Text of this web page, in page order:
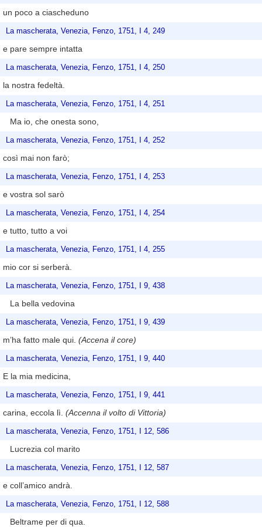
un poco a ciascheduno
La mascherata, Venezia, Fenzo, 1751, I 4, 249
e pare sempre intatta
La mascherata, Venezia, Fenzo, 1751, I 4, 250
la nostra fedeltà.
La mascherata, Venezia, Fenzo, 1751, I 4, 251
Ma io, che onesta sono,
La mascherata, Venezia, Fenzo, 1751, I 4, 252
così mai non farò;
La mascherata, Venezia, Fenzo, 1751, I 4, 253
e vostra sol sarò
La mascherata, Venezia, Fenzo, 1751, I 4, 254
e tutto, tutto a voi
La mascherata, Venezia, Fenzo, 1751, I 4, 255
mio cor si serberà.
La mascherata, Venezia, Fenzo, 1751, I 9, 438
La bella vedovina
La mascherata, Venezia, Fenzo, 1751, I 9, 439
m’ha fatto male qui. (Accena il core)
La mascherata, Venezia, Fenzo, 1751, I 9, 440
E la mia medicina,
La mascherata, Venezia, Fenzo, 1751, I 9, 441
carina, eccola lì. (Accenna il volto di Vittoria)
La mascherata, Venezia, Fenzo, 1751, I 12, 586
Lucrezia col marito
La mascherata, Venezia, Fenzo, 1751, I 12, 587
e coll’amico andrà.
La mascherata, Venezia, Fenzo, 1751, I 12, 588
Beltrame per di qua.